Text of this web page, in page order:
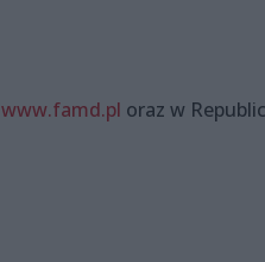
www.famd.pl oraz w